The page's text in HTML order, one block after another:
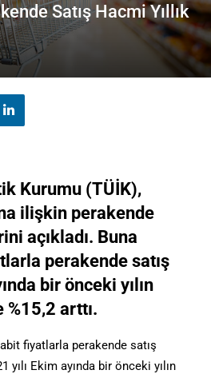
Satış Hacmi Yıllık
Kurumu (TÜİK),
ilişkin perakende
açıkladı. Buna
perakende satış
bir önceki yılın
%15,2 arttı.
fiyatlarla perakende satış
yılı Ekim ayında bir önceki yılın